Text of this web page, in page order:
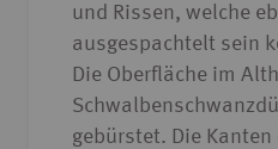
und Rissen, welche
ausgespachtelt sein
Die Oberfläche im
gebürstet. Die